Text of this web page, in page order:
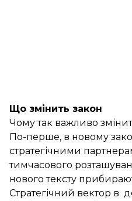
Що змінить закон
Чому так важливо
По-перше, в новому
стратегічними
тимчасового
нового тексту
Стратегічний вектор в